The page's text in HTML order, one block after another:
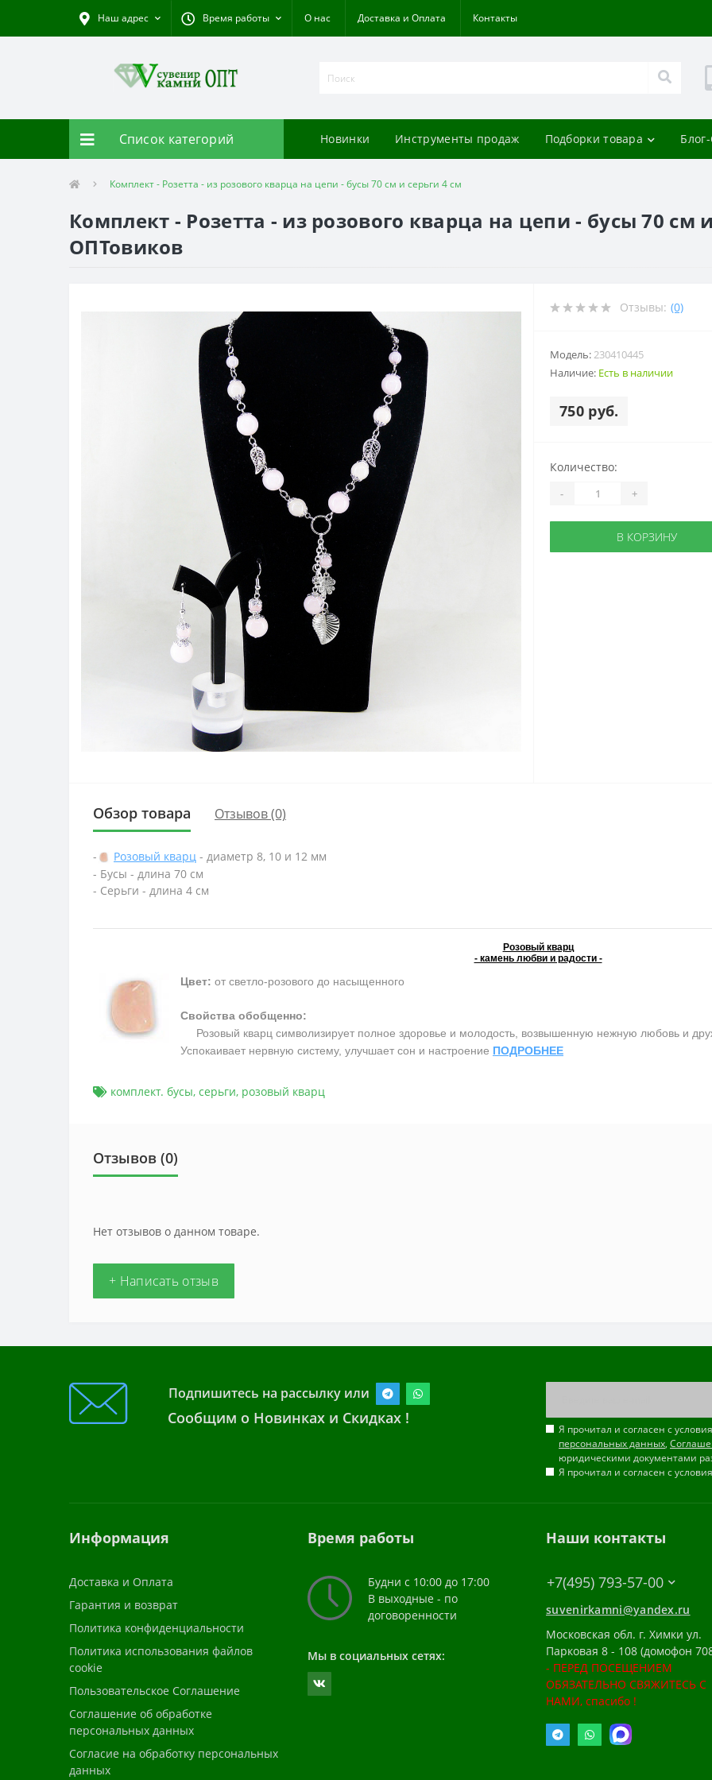
Наш адрес Время работы О нас Доставка и Оплата Контакты
Список категорий Новинки Инструменты продаж Подборки товара
Комплект - Розетта - из розового кварца на цепи - бусы 70 см и серьги 4 см
Комплект - Розетта - из розового кварца на цепи - бусы 70 см
ОПТовиков
Отзывы: (0)
Модель:230410445
Наличие: Есть в наличии
750 руб.
Количество:
- +
В КОРЗИНУ
Обзор товара Отзывов (0)
- Розовый кварц - диаметр 8, 10 и 12 мм
- Бусы - длина 70 см
- Серьги - длина 4 см
Розовый кварц
- камень любви и радости -
Цвет: от светло-розового до насыщенного
Свойства обобщенно:
Розовый кварц символизирует полное здоровье и молодость, возвышенную нежную любовь и
Успокаивает нервную систему, улучшает сон и настроение ПОДРОБНЕЕ
комплект. бусы, серьги, розовый кварц
Отзывов (0)
Нет отзывов о данном товаре.
+ Написать отзыв
Подпишитесь на рассылку или
Сообщим о Новинках и Скидках !
Я прочитал и согласен с
персональных данных,
юридическими документами
Я прочитал и согласен с
Информация
Доставка и Оплата
Гарантия и возврат
Политика конфиденциальности
Политика использования файлов
cookie
Пользовательское Соглашение
Соглашение об обработке
персональных данных
Согласие на обработку персональных
данных
Время работы
Будни с 10:00 до 17:00
В выходные - по
договоренности
Мы в социальных сетях:
Наши контакты
+7(495) 793-57-00
suvenirkamni@yandex.ru
Московская обл. г. Химки ул.
Парковая 8 - 108 (домофон
- ПЕРЕД ПОСЕЩЕНИЕМ
ОБЯЗАТЕЛЬНО СВЯЖИТЕСЬ С
НАМИ, спасибо !